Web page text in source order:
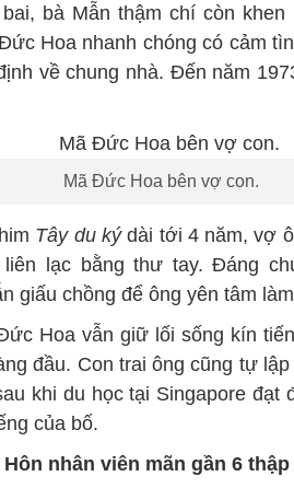
bà Mẫn thậm chí còn
Hoa nhanh chóng có cảm
về chung nhà. Đến năm
Mã Đức Hoa bên vợ con.
Tây du kýdài tới 4 năm, vợ
lạc bằng thư tay. Đáng
giấu chồng để ông yên tâm
Hoa vẫn giữ lối sống kín
đầu. Con trai ông cũng tự
khi du học tại Singapore đạt
của bố.
Hôn nhân viên mãn gần 6